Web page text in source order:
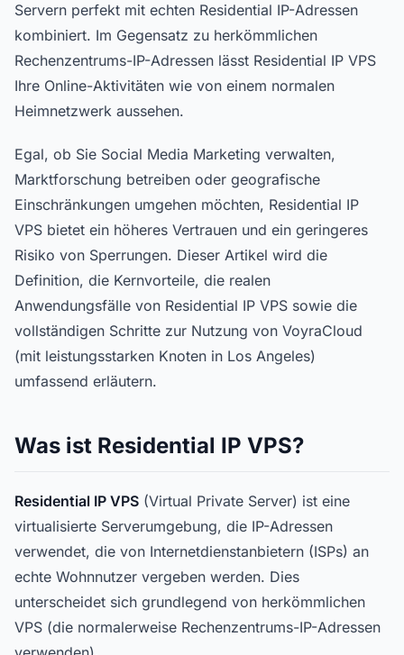
Servern perfekt mit echten Residential IP-Adressen
kombiniert. Im Gegensatz zu herkömmlichen
Rechenzentrums-IP-Adressen lässt Residential IP VPS
Ihre Online-Aktivitäten wie von einem normalen
Heimnetzwerk aussehen.
Egal, ob Sie Social Media Marketing verwalten,
Marktforschung betreiben oder geografische
Einschränkungen umgehen möchten, Residential IP
VPS bietet ein höheres Vertrauen und ein geringeres
Risiko von Sperrungen. Dieser Artikel wird die
Definition, die Kernvorteile, die realen
Anwendungsfälle von Residential IP VPS sowie die
vollständigen Schritte zur Nutzung von VoyraCloud
(mit leistungsstarken Knoten in Los Angeles)
umfassend erläutern.
Was ist Residential IP VPS?
Residential IP VPS (Virtual Private Server) ist eine
virtualisierte Serverumgebung, die IP-Adressen
verwendet, die von Internetdienstanbietern (ISPs) an
echte Wohnnutzer vergeben werden. Dies
unterscheidet sich grundlegend von herkömmlichen
VPS (die normalerweise Rechenzentrums-IP-Adressen